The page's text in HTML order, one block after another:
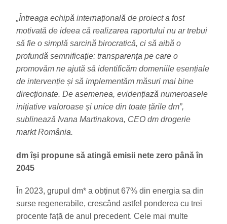
„Întreaga echipă internațională de proiect a fost
motivată de ideea că realizarea raportului nu ar trebui
să fie o simplă sarcină birocratică, ci să aibă o
profundă semnificație: transparența pe care o
promovăm ne ajută să identificăm domeniile esențiale
de intervenție și să implementăm măsuri mai bine
direcționate. De asemenea, evidențiază numeroasele
inițiative valoroase și unice din toate țările dm”,
sublinează Ivana Martinakova, CEO dm drogerie
markt România.
dm își propune să atingă emisii nete zero până în
2045
În 2023, grupul dm* a obținut 67% din energia sa din
surse regenerabile, crescând astfel ponderea cu trei
procente față de anul precedent. Cele mai multe